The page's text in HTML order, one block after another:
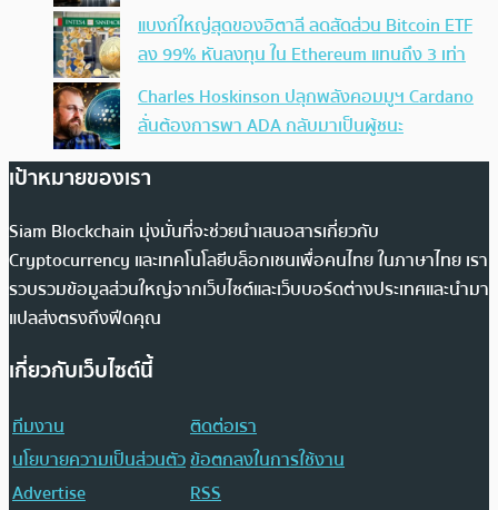
แบงก์ใหญ่สุดของอิตาลี ลดสัดส่วน Bitcoin ETF
ลง 99% หันลงทุน ใน Ethereum แทนถึง 3 เท่า
Charles Hoskinson ปลุกพลังคอมมูฯ Cardano
ลั่นต้องการพา ADA กลับมาเป็นผู้ชนะ
เป้าหมายของเรา
Siam Blockchain มุ่งมั่นที่จะช่วยนำเสนอสารเกี่ยวกับ
Cryptocurrency และเทคโนโลยีบล็อกเชนเพื่อคนไทย ในภาษาไทย เรา
รวบรวมข้อมูลส่วนใหญ่จากเว็บไซต์และเว็บบอร์ดต่างประเทศและนำมา
แปลส่งตรงถึงฟีดคุณ
เกี่ยวกับเว็บไซต์นี้
ทีมงาน
ติดต่อเรา
นโยบายความเป็นส่วนตัวข้อตกลงในการใช้งาน
Advertise
RSS